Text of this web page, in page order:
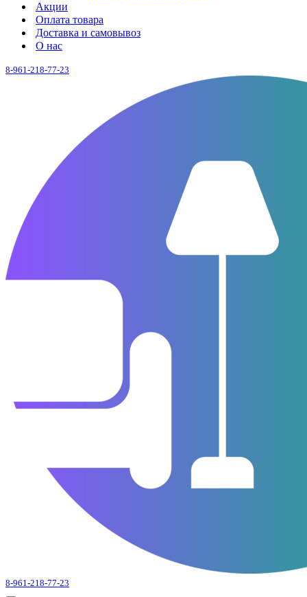
Акции
Оплата товара
Доставка и самовывоз
О нас
8-961-218-77-23
8-961-218-77-23